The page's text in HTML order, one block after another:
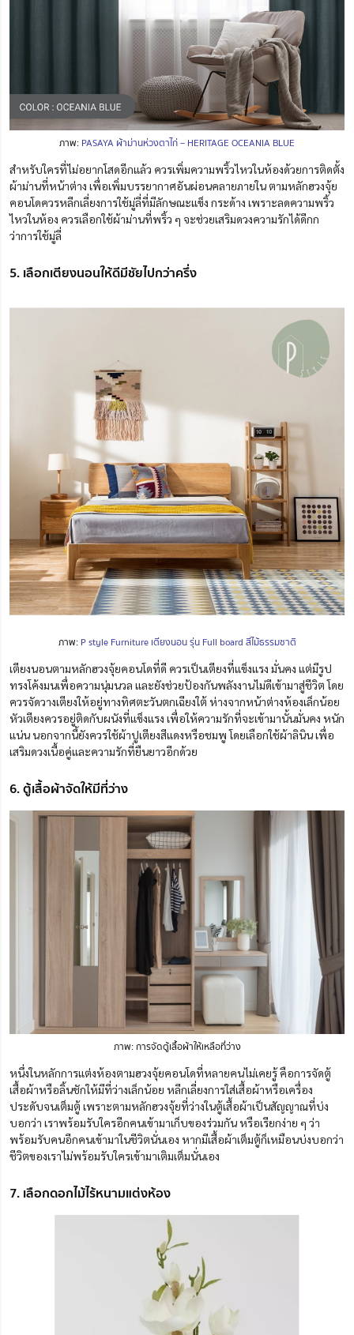
ภาพ: PASAYA ผ้าม่านห่วงตาไก่ – HERITAGE OCEANIA BLUE
สำหรับใครที่ไม่อยากโสดอีกแล้ว ควรเพิ่มความพริ้วไหวในห้องด้วยการติดตั้ง
ผ้าม่านที่หน้าต่าง เพื่อเพิ่มบรรยากาศอันผ่อนคลายภายใน ตามหลักฮวงจุ้ย
คอนโดควรหลีกเลี่ยงการใช้มู่ลี่ที่มีลักษณะแข็ง กระด้าง เพราะลดความพริ้ว
ไหวในห้อง ควรเลือกใช้ผ้าม่านที่พริ้ว ๆ จะช่วยเสริมดวงความรักได้ดีกก
ว่าการใช้มู่ลี่
5. เลือกเตียงนอนให้ดีมีชัยไปกว่าครึ่ง
ภาพ: P style Furniture เตียงนอน รุ่น Full board สีไม้ธรรมชาติ
เตียงนอนตามหลักฮวงจุ้ยคอนโดที่ดี ควรเป็นเตียงที่แข็งแรง มั่นคง แต่มีรูป
ทรงโค้งมนเพื่อความนุ่มนวล และยังช่วยป้องกันพลังงานไม่ดีเข้ามาสู่ชีวิต โดย
ควรจัดวางเตียงให้อยู่ทางทิศตะวันตกเฉียงใต้ ห่างจากหน้าต่างห้องเล็กน้อย
หัวเตียงควรอยู่ติดกับผนังที่แข็งแรง เพื่อให้ความรักที่จะเข้ามานั้นมั่นคง หนัก
แน่น นอกจากนี้ยังควรใช้ผ้าปูเตียงสีแดงหรือชมพู โดยเลือกใช้ผ้าลินิน เพื่อ
เสริมดวงเนื้อคู่และความรักที่ยืนยาวอีกด้วย
6. ตู้เสื้อผ้าจัดให้มีที่ว่าง
ภาพ: การจัดตู้เสื้อผ้าให้เหลือที่ว่าง
หนึ่งในหลักการแต่งห้องตามฮวงจุ้ยคอนโดที่หลายคนไม่เคยรู้ คือการจัดตู้
เสื้อผ้าหรือลิ้นชักให้มีที่ว่างเล็กน้อย หลีกเลี่ยงการใส่เสื้อผ้าหรือเครื่อง
ประดับจนเต็มตู้ เพราะตามหลักฮวงจุ้ยที่ว่างในตู้เสื้อผ้าเป็นสัญญาณที่บ่ง
บอกว่า เราพร้อมรับใครอีกคนเข้ามาเก็บของร่วมกัน หรือเรียกง่าย ๆ ว่า
พร้อมรับคนอีกคนเข้ามาในชีวิตนั่นเอง หากมีเสื้อผ้าเต็มตู้ก็เหมือนบ่งบอกว่า
ชีวิตของเราไม่พร้อมรับใครเข้ามาเติมเต็มนั่นเอง
7. เลือกดอกไม้ไร้หนามแต่งห้อง